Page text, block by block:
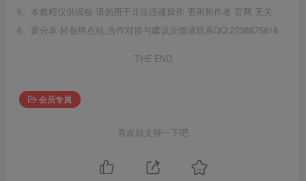
6、本教程仅供揭秘 请勿用于非法违规操作 否则和作者 官网 无关
6、爱分享·轻创终点站,合作对接与建议反馈请联系QQ:2238875818
THE END
会员专属
喜欢就支持一下吧